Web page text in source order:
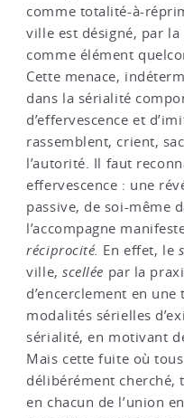
comme totalité-à-
ville est désigné, par la
comme élément
Cette menace,
dans la sérialité
d’effervescence et
rassemblent, crient,
l’autorité. Il faut
effervescence : une
passive, de soi-même
l’accompagne
réciprocité. En effet, le
ville,scellée par la
d’encerclement en
modalités sérielles
sérialité, en motivant
Mais cette fuite où
délibérément cherché,
en chacun de l’union